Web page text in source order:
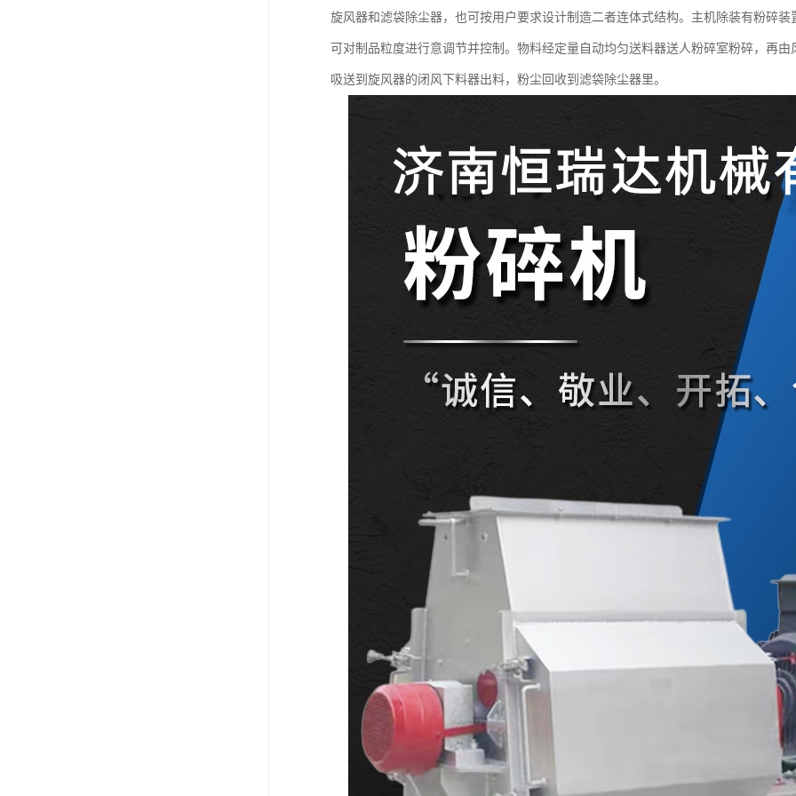
旋风器和滤袋除尘器，也可按用户要求设计制造二者连体式结构。主机除装有粉碎
可对制品粒度进行意调节并控制。物料经定量自动均匀送料器送人粉碎室粉碎，再
吸送到旋风器的闭风下料器出料，粉尘回收到滤袋除尘器里。